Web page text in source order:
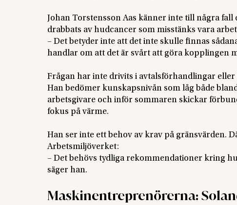
Johan Torstensson Aas känner inte till några fall
drabbats av hudcancer som misstänks vara
– Det betyder inte att det inte skulle finnas
handlar om att det är svårt att göra kopplingen
Frågan har inte drivits i avtalsförhandlingar eller
Han bedömer kunskapsnivån som låg både
arbetsgivare och inför sommaren skickar
fokus på värme.
Han ser inte ett behov av krav på gränsvärden.
Arbetsmiljöverket:
– Det behövs tydliga rekommendationer kring
säger han.
Maskinentreprenörerna: